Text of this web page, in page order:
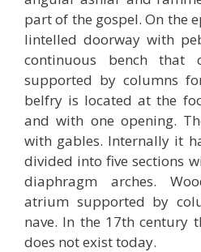
part of the gospel. On the
lintelled doorway with
continuous bench that
supported by columns
belfry is located at the
and with one opening.
with gables. Internally it
divided into five sections
diaphragm arches.
atrium supported by
nave. In the 17th century
does not exist today.